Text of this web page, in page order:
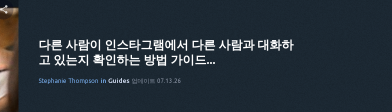
다른 사람이 인스타그램에서 다른 사람과 대화하
고 있는지 확인하는 방법 가이드...
Stephanie Thompson in Guides 업데이트 07.13.26